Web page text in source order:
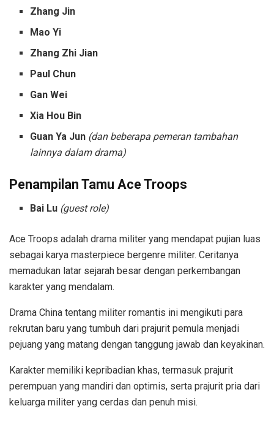
Zhang Jin
Mao Yi
Zhang Zhi Jian
Paul Chun
Gan Wei
Xia Hou Bin
Guan Ya Jun (dan beberapa pemeran tambahan
lainnya dalam drama)
Penampilan Tamu Ace Troops
Bai Lu (guest role)
Ace Troops adalah drama militer yang mendapat pujian luas
sebagai karya masterpiece bergenre militer. Ceritanya
memadukan latar sejarah besar dengan perkembangan
karakter yang mendalam.
Drama China tentang militer romantis ini mengikuti para
rekrutan baru yang tumbuh dari prajurit pemula menjadi
pejuang yang matang dengan tanggung jawab dan keyakinan.
Karakter memiliki kepribadian khas, termasuk prajurit
perempuan yang mandiri dan optimis, serta prajurit pria dari
keluarga militer yang cerdas dan penuh misi.